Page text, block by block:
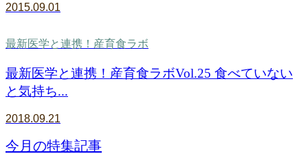
2015.09.01
最新医学と連携！産育食ラボ
最新医学と連携！産育食ラボVol.25 食べていない
と気持ち...
2018.09.21
今月の特集記事